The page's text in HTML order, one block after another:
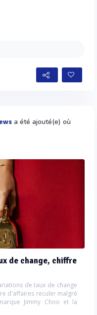
a été ajouté(e) où
de change, chiffre
de taux de change
d'affaires reculer malgré
Jimmy Choo et la